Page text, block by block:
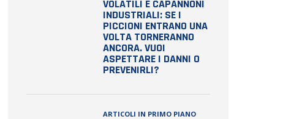
VOLATILI E CAPANNONI
INDUSTRIALI: SE I
PICCIONI ENTRANO UNA
VOLTA TORNERANNO
ANCORA. VUOI
ASPETTARE I DANNI O
PREVENIRLI?
ARTICOLI IN PRIMO PIANO